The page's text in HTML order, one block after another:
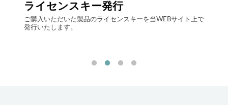
ライセンスキー発行
ご購入いただいた製品のライセンスキーを当WEBサイト上で
発行いたします。